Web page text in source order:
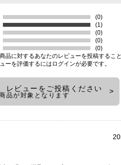
(0)
(1)
(0)
(0)
(0)
品に対するあなたのレビューを投稿するこ
ーを評価するには ログインが必要です。
レビューをご投稿ください
品が対象となります